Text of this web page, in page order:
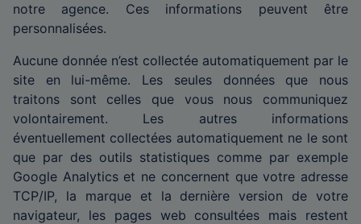
notre agence. Ces informations peuvent être
personnalisées.
Aucune donnée n’est collectée automatiquement par le
site en lui-même. Les seules données que nous
traitons sont celles que vous nous communiquez
volontairement. Les autres informations
éventuellement collectées automatiquement ne le sont
que par des outils statistiques comme par exemple
Google Analytics et ne concernent que votre adresse
TCP/IP, la marque et la dernière version de votre
navigateur, les pages web consultées mais restent